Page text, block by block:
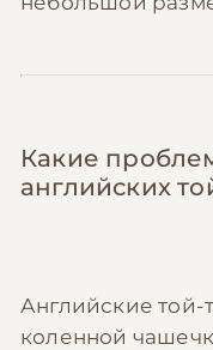
Какие
английских
Английские той-
коленной